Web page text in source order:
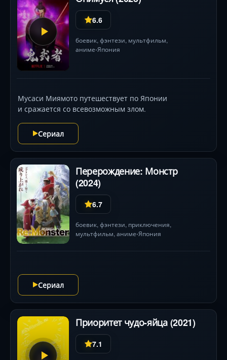
6.6
боевик,фэнтези, мультфильм,
аниме•Япония
Мусаси Миямото путешествует по Японии
и сражается со всевозможным злом.
Сериал
Перерождение: Монстр
(2024)
6.7
боевик,фэнтези, приключения,
мультфильм,аниме•Япония
Сериал
Приоритет чудо-яйца (2021)
7.1